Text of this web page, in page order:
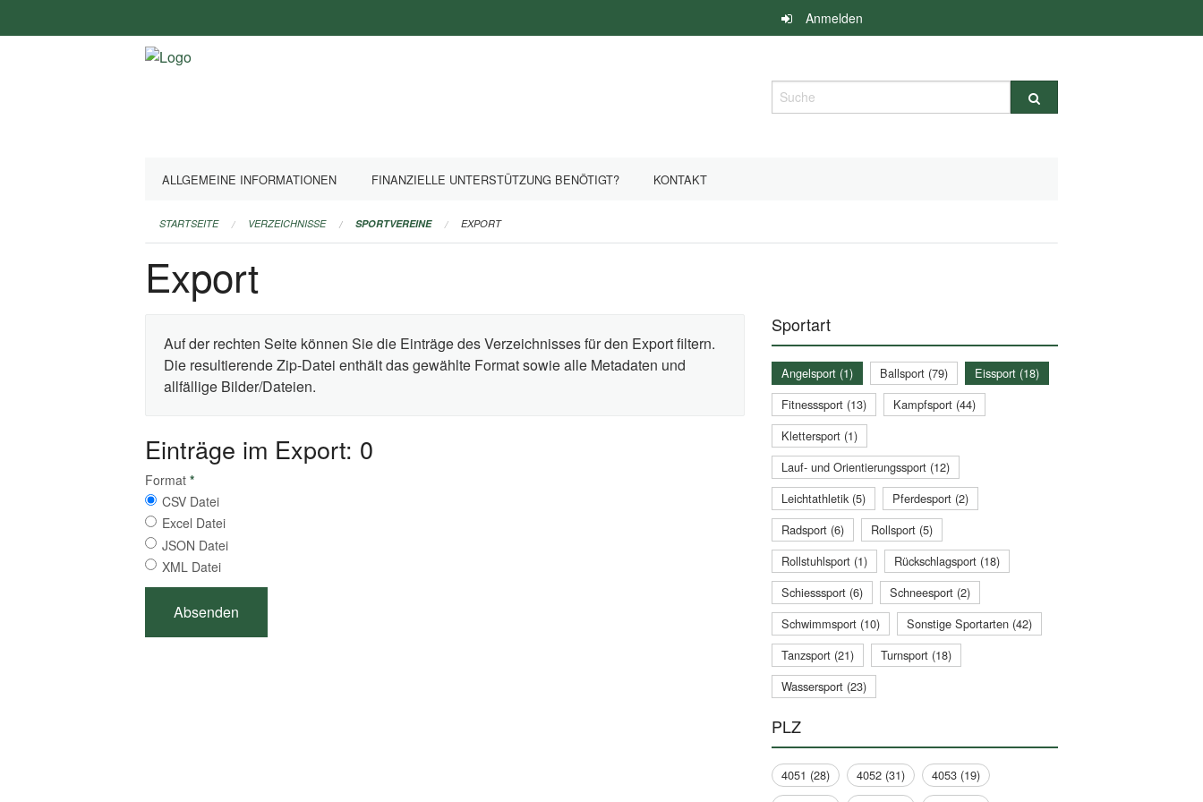
überspringen
Anmelden
Suche
ALLGEMEINE INFORMATIONEN FINANZIELLE UNTERSTÜTZUNG BENÖTIGT? KONTAKT
STARTSEITE VERZEICHNISSE SPORTVEREINE EXPORT
Export
Auf der rechten Seite können Sie die Einträge des Verzeichnisses für den Export filtern.
Die resultierende Zip-Datei enthält das gewählte Format sowie alle Metadaten und
allfällige Bilder/Dateien.
Einträge im Export: 0
Format *
CSV Datei
Excel Datei
JSON Datei
XML Datei
Sportart
Angelsport (1) Ballsport (79)
Eissport (18)
Fitnesssport (13)
Kampfsport (44)
Klettersport (1)
Lauf- und Orientierungssport (12)
Leichtathletik (5)
Pferdesport (2)
Radsport (6)
Rollsport (5)
Rollstuhlsport (1)
Rückschlagsport (18)
Schiesssport (6)
Schneesport (2)
Schwimmsport (10)
Sonstige Sportarten (42)
Tanzsport (21)
Turnsport (18)
Wassersport (23)
PLZ
4051 (28) 4052 (31)
4053 (19)